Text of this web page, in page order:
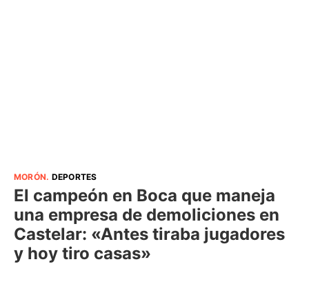
MORÓN. DEPORTES
El campeón en Boca que maneja
una empresa de demoliciones en
Castelar: «Antes tiraba jugadores
y hoy tiro casas»